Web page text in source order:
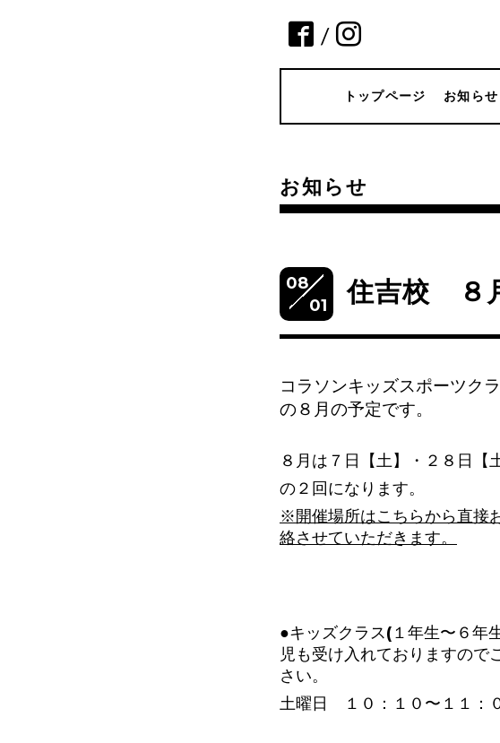
/
トップページ お知らせ
お知らせ
08
01
住吉校 ８
コラソンキッズスポーツク
の８ 月の予定です。
８月は７日【土】・２８日【土
の２回になります。
※開催場所はこちらから直接
絡させていただきます。
●キッズクラス(１年生〜６年
児も受け入れておりますので
さい。
土曜日 １０：１０〜１１：